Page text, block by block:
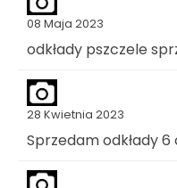
08 Maja 2023
odkłady pszczele
28 Kwietnia 2023
Sprzedam odkłady